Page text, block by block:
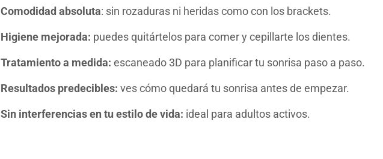
Comodidad absoluta: sin rozaduras ni heridas como con los brackets.
Higiene mejorada: puedes quitártelos para comer y cepillarte los dientes.
Tratamiento a medida: escaneado 3D para planificar tu sonrisa paso a paso.
Resultados predecibles:ves cómo quedará tu sonrisa antes de empezar.
Sin interferencias en tu estilo de vida: ideal para adultos activos.